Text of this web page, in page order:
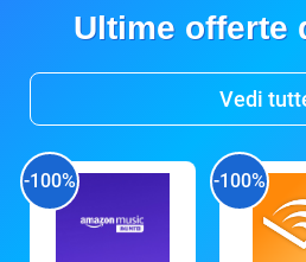
Ultime offerte
Vedi
-100% -100%